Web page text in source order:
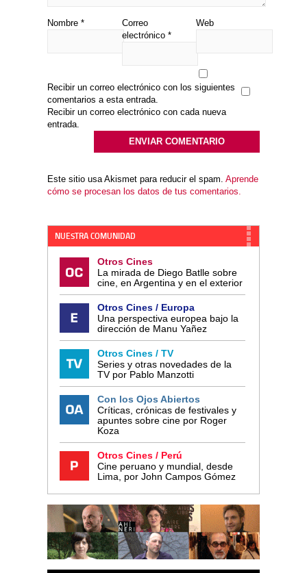
Nombre *
Correo
electrónico *
Web
Recibir un correo electrónico con los siguientes
comentarios a esta entrada.
Recibir un correo electrónico con cada nueva
entrada.
Este sitio usa Akismet para reducir el spam. Aprende
cómo se procesan los datos de tus comentarios.
NUESTRA COMUNIDAD
Otros Cines
La mirada de Diego Batlle sobre
cine, en Argentina y en el exterior
Otros Cines / Europa
Una perspectiva europea bajo la
dirección de Manu Yañez
Otros Cines / TV
Series y otras novedades de la
TV por Pablo Manzotti
Con los Ojos Abiertos
Críticas, crónicas de festivales y
apuntes sobre cine por Roger
Koza
Otros Cines / Perú
Cine peruano y mundial, desde
Lima, por John Campos Gómez